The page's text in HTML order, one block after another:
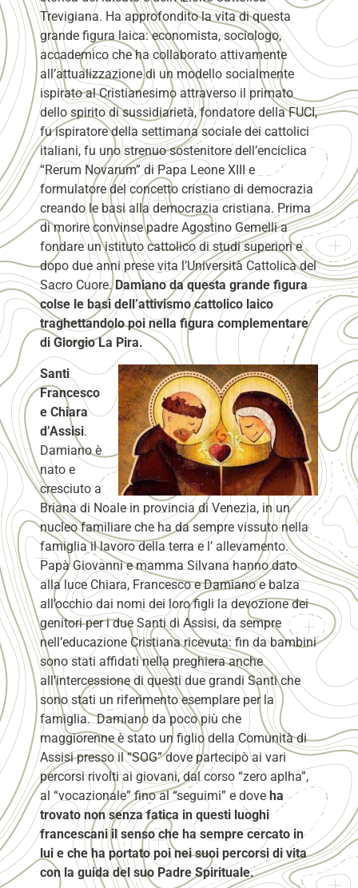
Trevigiana. Ha approfondito la vita di questa
grande figura laica: economista, sociologo,
accademico che ha collaborato attivamente
all’attualizzazione di un modello socialmente
ispirato al Cristianesimo attraverso il primato
dello spirito di sussidiarietà, fondatore della FUCI,
fu ispiratore della settimana sociale dei cattolici
italiani, fu uno strenuo sostenitore dell’enciclica
“Rerum Novarum” di Papa Leone XIII e
formulatore del concetto cristiano di democrazia
creando le basi alla democrazia cristiana. Prima
di morire convinse padre Agostino Gemelli a
fondare un istituto cattolico di studi superiori e
dopo due anni prese vita l’Università Cattolica del
Sacro Cuore. Damiano da questa grande figura
colse le basi dell’attivismo cattolico laico
traghettandolo poi nella figura complementare
di Giorgio La Pira.
Santi
Francesco
e Chiara
d’Assisi.
Damiano è
nato e
cresciuto a
Briana di Noale in provincia di Venezia, in un
nucleo familiare che ha da sempre vissuto nella
famiglia il lavoro della terra e l’ allevamento.
Papà Giovanni e mamma Silvana hanno dato
alla luce Chiara, Francesco e Damiano e balza
all’occhio dai nomi dei loro figli la devozione dei
genitori per i due Santi di Assisi, da sempre
nell’educazione Cristiana ricevuta: fin da bambini
sono stati affidati nella preghiera anche
all’intercessione di questi due grandi Santi che
sono stati un riferimento esemplare per la
famiglia. Damiano da poco più che
maggiorenne è stato un figlio della Comunità di
Assisi presso il “SOG” dove partecipò ai vari
percorsi rivolti ai giovani, dal corso “zero aplha”,
al “vocazionale” fino al “seguimi” e dove ha
trovato non senza fatica in questi luoghi
francescani il senso che ha sempre cercato in
lui e che ha portato poi nei suoi percorsi di vita
con la guida del suo Padre Spirituale.